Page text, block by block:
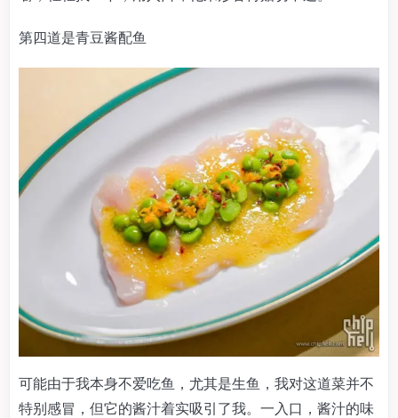
第四道是青豆酱配鱼
可能由于我本身不爱吃鱼，尤其是生鱼，我对这道菜并不
特别感冒，但它的酱汁着实吸引了我。一入口，酱汁的味